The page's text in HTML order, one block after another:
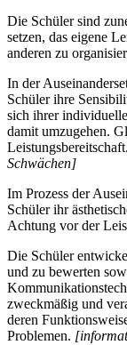
Die Schüler sind
setzen, das eigene
anderen zu
In der
Schüler ihre
sich ihrer
damit umzugehen.
Leistungsbereitschaft.
Schwächen]
Im Prozess der
Schüler ihr
Achtung vor der
Die Schüler
und zu bewerten
zweckmäßig und
deren
Problemen.